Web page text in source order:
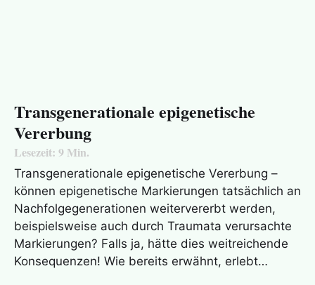
Transgenerationale epigenetische
Vererbung
Lesezeit: 9 Min.
Transgenerationale epigenetische Vererbung –
können epigenetische Markierungen tatsächlich an
Nachfolgegenerationen weitervererbt werden,
beispielsweise auch durch Traumata verursachte
Markierungen? Falls ja, hätte dies weitreichende
Konsequenzen! Wie bereits erwähnt, erlebt…